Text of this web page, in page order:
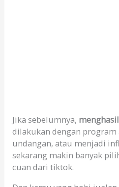
Jika sebelumnya,
dilakukan dengan program
undangan, atau menjadi
sekarang makin banyak
cuan dari tiktok.